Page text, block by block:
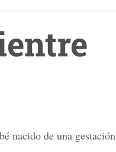
nacido de una gestación